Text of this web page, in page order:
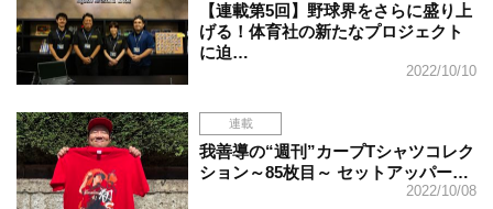
【連載第5回】野球界をさらに盛り上
げる！体育社の新たなプロジェクト
に迫…
2022/10/10
連載
我善導の“週刊”カープTシャツコレク
ション～85枚目～ セットアッパー…
2022/10/08